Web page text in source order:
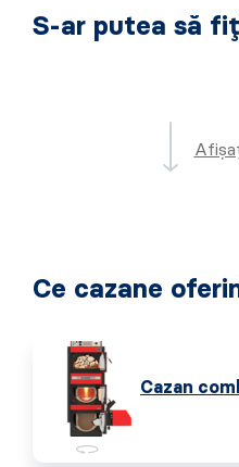
S-ar putea să
Ce cazane
Cazan